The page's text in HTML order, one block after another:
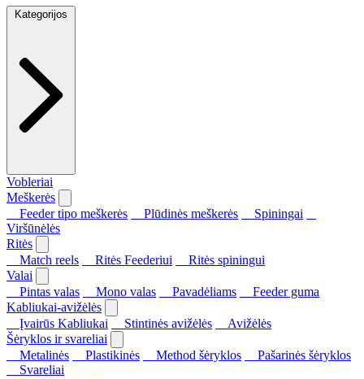
Kategorijos
Vobleriai
Meškerės
Feeder tipo meškerės
Plūdinės meškerės
Spiningai
Viršūnėlės
Ritės
Match reels
Ritės Feederiui
Ritės spiningui
Valai
Pintas valas
Mono valas Pavadėliams
Feeder guma
Kabliukai-avižėlės
Įvairūs Kabliukai
Stintinės avižėlės
Avižėlės
Šėryklos ir svareliai
Metalinės
Plastikinės Method šėryklos
Pašarinės šėryklos
Svareliai